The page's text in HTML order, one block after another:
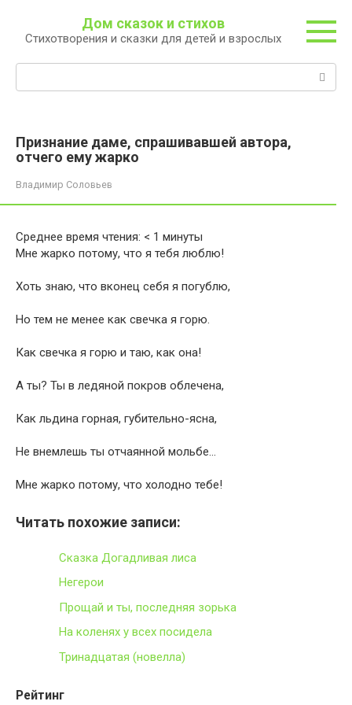
контенту
Дом сказок и стихов
Стихотворения и сказки для детей и взрослых
Признание даме, спрашивавшей автора,
отчего ему жарко
Владимир Соловьев
Среднее время чтения: < 1 минуты
Мне жарко потому, что я тебя люблю!
Хоть знаю, что вконец себя я погублю,
Но тем не менее как свечка я горю.
Как свечка я горю и таю, как она!
А ты? Ты в ледяной покров облечена,
Как льдина горная, губительно-ясна,
Не внемлешь ты отчаянной мольбе…
Мне жарко потому, что холодно тебе!
Читать похожие записи:
Сказка Догадливая лиса
Негерои
Прощай и ты, последняя зорька
На коленях у всех посидела
Тринадцатая (новелла)
Рейтинг